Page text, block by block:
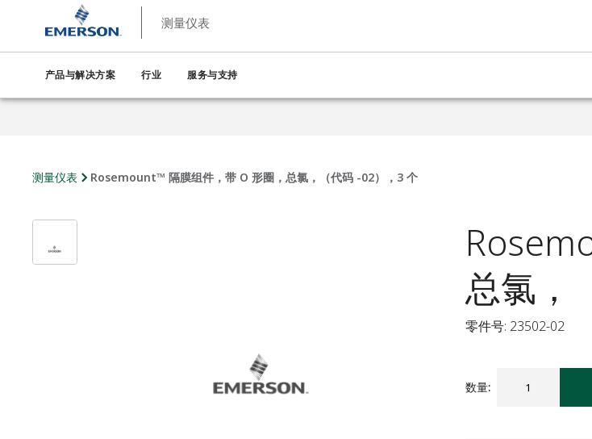
测量仪表
产品与解决方案 行业 服务与支持
测量仪表 Rosemount™ 隔膜组件，带 O 形圈，总氯，（代码 -02），3 个
总氯，
零件号: 23502-02
数量: